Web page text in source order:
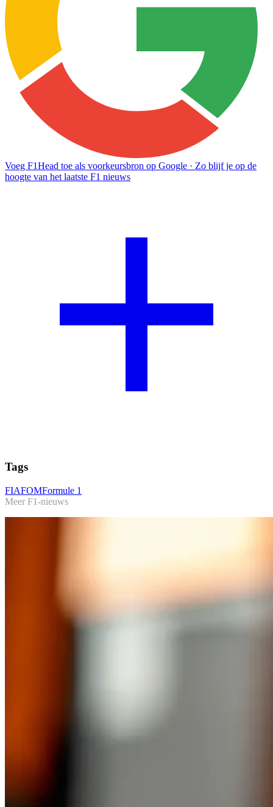
Voeg F1Head toe als voorkeursbron op Google · Zo blijf je op de
hoogte van het laatste F1 nieuws
Tags
FIAFOMFormule 1
Meer F1-nieuws